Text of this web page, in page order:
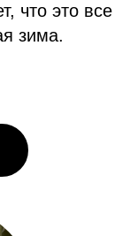
что это все
зима.